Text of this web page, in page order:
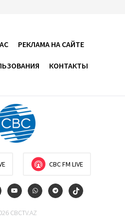
взаимную торговлю –
и общего рынка - Турчин
в ЕАЭС
РЕКЛАМА НА САЙТЕ
КОНТАКТЫ
CBC FM LIVE
CBCTV.AZ